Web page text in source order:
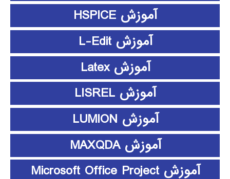
آموزش HSPICE
آموزش L-Edit
آموزش Latex
آموزش LISREL
آموزش LUMION
آموزش MAXQDA
آموزش Microsoft Office Project